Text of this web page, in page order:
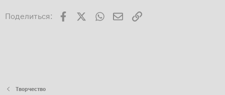
Поделиться: Facebook WhatsAppЭлектронная почта
Ссылка
Творчество